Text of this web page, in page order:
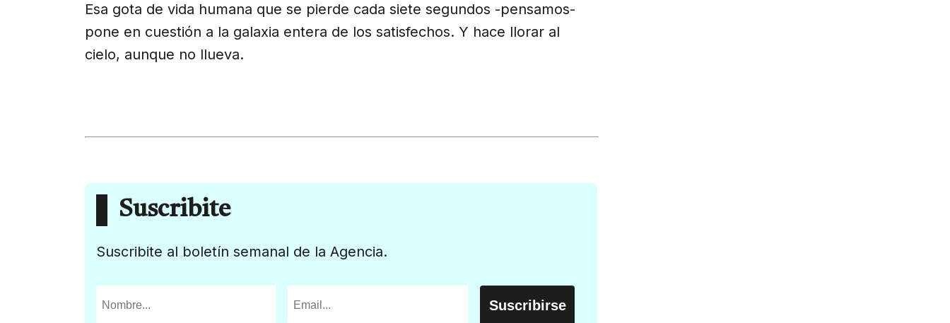
Esa gota de vida humana que se pierde cada siete segundos -pensamos-
pone en cuestión a la galaxia entera de los satisfechos. Y hace llorar al
cielo, aunque no llueva.
Suscribite
Suscribite al boletín semanal de la Agencia.